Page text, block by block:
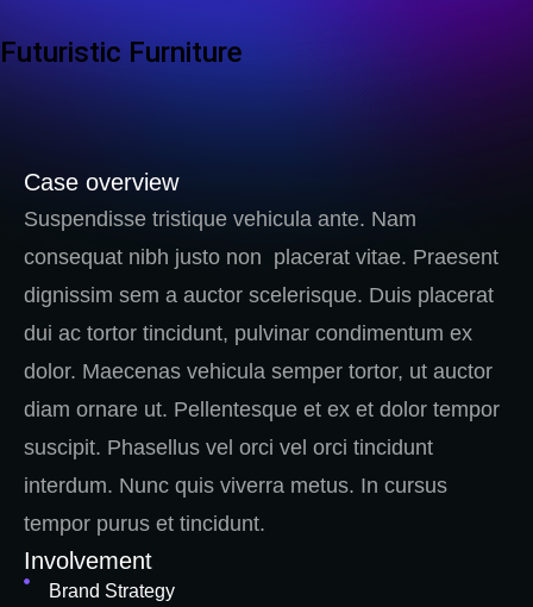
Futuristic Furniture
Case overview
Suspendisse tristique vehicula ante. Nam
consequat nibh justo non placerat vitae. Praesent
dignissim sem a auctor scelerisque. Duis placerat
dui ac tortor tincidunt, pulvinar condimentum ex
dolor. Maecenas vehicula semper tortor, ut auctor
diam ornare ut. Pellentesque et ex et dolor tempor
suscipit. Phasellus vel orci vel orci tincidunt
interdum. Nunc quis viverra metus. In cursus
tempor purus et tincidunt.
Involvement
Brand Strategy